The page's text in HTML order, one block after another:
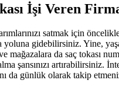
İşi Veren
satmak için
yoluna gidebilirsiniz. Yine,
mağazalara da saç tokası
şansınızı artırabilirsiniz.
da günlük olarak takip